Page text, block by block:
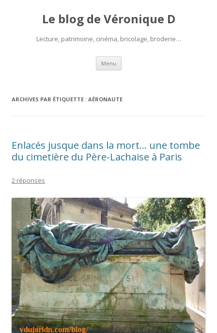
Le blog de Véronique D
Lecture, patrimoine, cinéma, bricolage, broderie…
Menu Aller
contenu
ARCHIVES PAR ÉTIQUETTE : AÉRONAUTE
Enlacés jusque dans la mort… une tombe
du cimetière du Père-Lachaise à Paris
2 réponses